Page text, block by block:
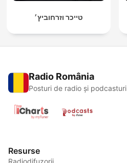
טייכר וזרחוביץ׳
Radio România
Posturi de radio și podcasturi
Resurse